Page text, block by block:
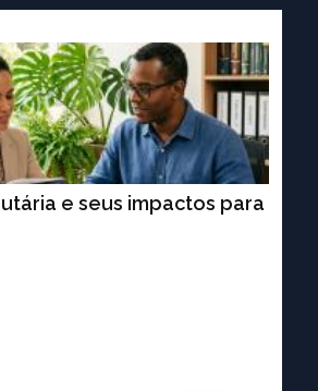
e seus impactos para